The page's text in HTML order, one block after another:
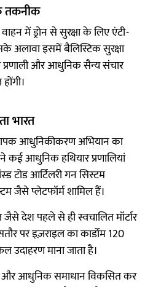
तकनीक
में ड्रोन से सुरक्षा के लिए एंटी-
अलावा इसमें बैलिस्टिक सुरक्षा
प्रणाली और आधुनिक सैन्य संचार
भारत
आधुनिकीकरण अभियान का
कई आधुनिक हथियार प्रणालियां
टोड आर्टिलरी गन सिस्टम
जैसे प्लेटफॉर्म शामिल हैं।
जैसे देश पहले से ही स्वचालित मॉर्टार
पर इज़राइल का कार्डोम 120
माना जाता है।
और आधुनिक समाधान विकसित कर